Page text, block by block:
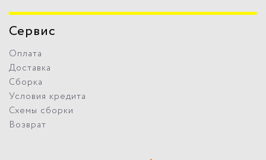
Сервис
Оплата
Доставка
Сборка
Условия кредита
Схемы сборки
Возврат